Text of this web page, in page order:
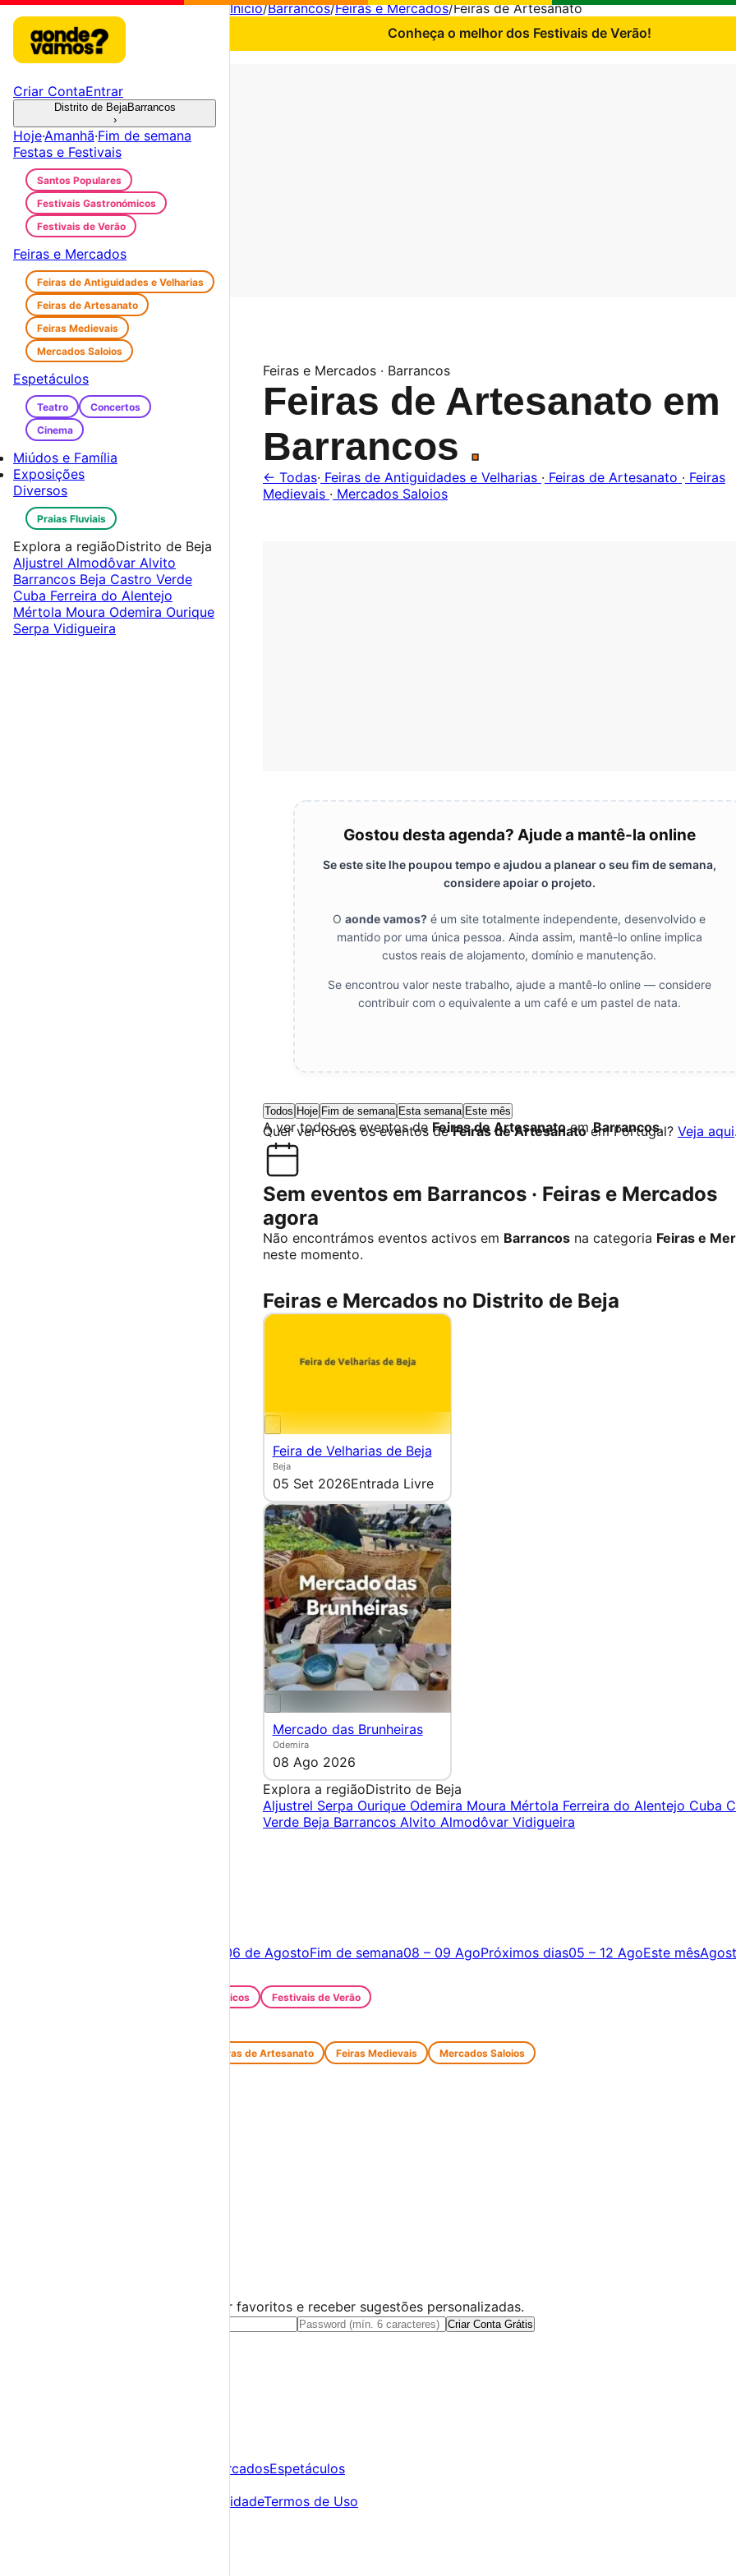
Início/Barrancos/Feiras e Mercados/Feiras de Artesanato
Conheça o melhor dos Festivais de Verão!
Feiras e Mercados · Barrancos
Feiras de Artesanato em
Barrancos .
← Todas· Feiras de Antiguidades e Velharias · Feiras de Artesanato · Feiras
Medievais · Mercados Saloios
Gostou desta agenda? Ajude a mantê-la online
Se este site lhe poupou tempo e ajudou a planear o seu fim de semana,
considere apoiar o projeto.
O aonde vamos? é um site totalmente independente, desenvolvido e
mantido por uma única pessoa. Ainda assim, mantê-lo online implica
custos reais de alojamento, domínio e manutenção.
Se encontrou valor neste trabalho, ajude a mantê-lo online — considere
contribuir com o equivalente a um café e um pastel de nata.
Todos Hoje Fim de semana Esta semana Este mês
A ver todos os eventos de Feiras de ArtesanatoemBarrancos.
Quer ver todos os eventos deFeiras de Artesanatoem Portugal? Veja aqui.
Sem eventos em Barrancos · Feiras e Mercados
agora
Não encontrámos eventos activos em Barrancos na categoria Feiras e
neste momento.
Feiras e Mercados no Distrito de Beja
Feira de Velharias de Beja
Beja
05 Set 2026Entrada Livre
Mercado das Brunheiras
Odemira
08 Ago 2026
Explora a regiãoDistrito de Beja
Aljustrel Serpa Ourique Odemira Moura Mértola Ferreira do Alentejo Cuba
Verde Beja Barrancos Alvito Almodôvar Vidigueira
Criar ContaEntrar
Distrito de BejaBarrancos
›
Hoje·Amanhã·Fim de semana
Festas e Festivais
Santos Populares
Festivais Gastronómicos
Festivais de Verão
Feiras e Mercados
Feiras de Antiguidades e Velharias
Feiras de Artesanato
Feiras Medievais
Mercados Saloios
Espetáculos
Teatro
Concertos
Cinema
Miúdos e Família
Exposições
Diversos
Praias Fluviais
Explora a regiãoDistrito de Beja
Aljustrel Almodôvar Alvito
Barrancos Beja Castro Verde
Cuba Ferreira do Alentejo
Mértola Moura Odemira Ourique
Serpa Vidigueira
06 de AgostoFim de semana08 – 09 AgoPróximos dias05 – 12 AgoEste mês
Festivais Gastronómicos Festivais de Verão
Feiras de Artesanato Feiras Medievais Mercados Saloios
Cria uma conta gratuita para guardar favoritos e receber sugestões personalizadas.
Criar Conta Grátis
Feiras e MercadosEspetáculos
Política de PrivacidadeTermos de Uso